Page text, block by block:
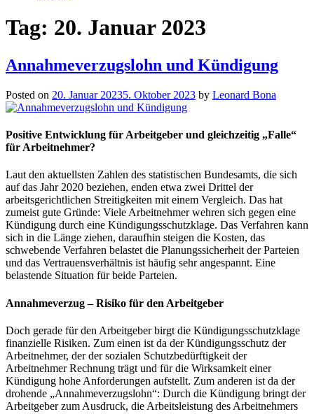
Tag: 20. Januar 2023
Annahmeverzugslohn und Kündigung
Posted on 20. Januar 20235. Oktober 2023 by Leonard Bona
Positive Entwicklung für Arbeitgeber und gleichzeitig „Falle“
für Arbeitnehmer?
Laut den aktuellsten Zahlen des statistischen Bundesamts, die sich
auf das Jahr 2020 beziehen, enden etwa zwei Drittel der
arbeitsgerichtlichen Streitigkeiten mit einem Vergleich. Das hat
zumeist gute Gründe: Viele Arbeitnehmer wehren sich gegen eine
Kündigung durch eine Kündigungsschutzklage. Das Verfahren kann
sich in die Länge ziehen, daraufhin steigen die Kosten, das
schwebende Verfahren belastet die Planungssicherheit der Parteien
und das Vertrauensverhältnis ist häufig sehr angespannt. Eine
belastende Situation für beide Parteien.
Annahmeverzug – Risiko für den Arbeitgeber
Doch gerade für den Arbeitgeber birgt die Kündigungsschutzklage
finanzielle Risiken. Zum einen ist da der Kündigungsschutz der
Arbeitnehmer, der der sozialen Schutzbedürftigkeit der
Arbeitnehmer Rechnung trägt und für die Wirksamkeit einer
Kündigung hohe Anforderungen aufstellt. Zum anderen ist da der
drohende „Annahmeverzugslohn“: Durch die Kündigung bringt der
Arbeitgeber zum Ausdruck, die Arbeitsleistung des Arbeitnehmers